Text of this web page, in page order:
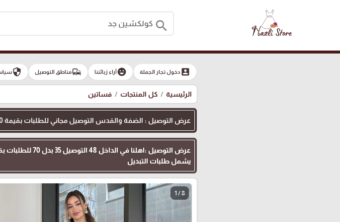
search
account_boxدخول تجار الجملة emoji_emotionsآراء زبائننا commuteمناطق التوصيل security
الرئيسية كل المنتجات فساتين
عرض التوصيل : الضفة والقدس التوصيل مجاني للطلبات بقيمة 200 او اكثر
يشمل طلبات التبديل
1 / 8